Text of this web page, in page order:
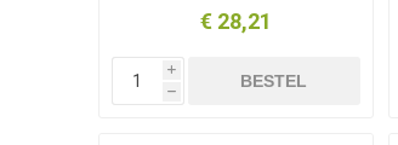
€ 28,21
i
h
BESTEL